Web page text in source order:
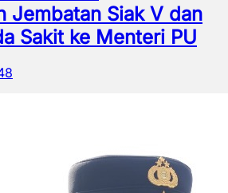
Jembatan Siak V dan
Sakit ke Menteri PU